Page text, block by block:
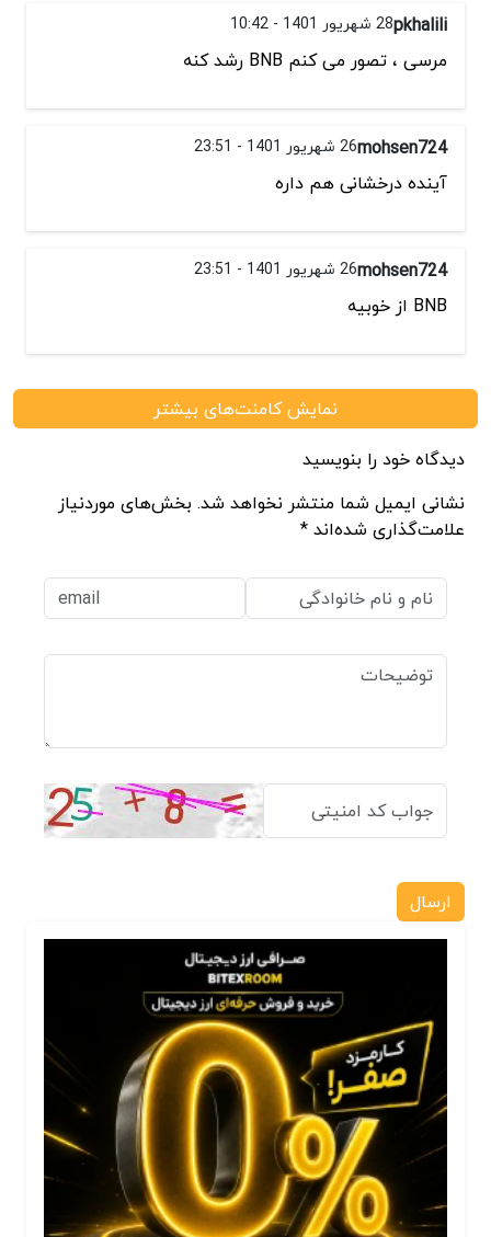
pkhalili28 شهریور 1401 - 10:42
مرسی ، تصور می کنم BNB رشد کنه
mohsen72426 شهریور 1401 - 23:51
آینده درخشانی هم داره
mohsen72426 شهریور 1401 - 23:51
BNB از خوبیه
نمایش کامنت‌های بیشتر
دیدگاه خود را بنویسید
نشانی ایمیل شما منتشر نخواهد شد. بخش‌های موردنیاز
علامت‌گذاری شده‌اند *
ارسال